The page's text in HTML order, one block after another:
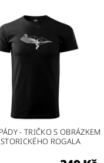
- TRIČKO S OBRÁZKEM
ROGALA